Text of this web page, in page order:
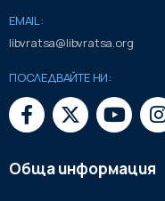
EMAIL:
libvratsa@libvratsa.org
ПОСЛЕДВАЙТЕ НИ:
Обща информация